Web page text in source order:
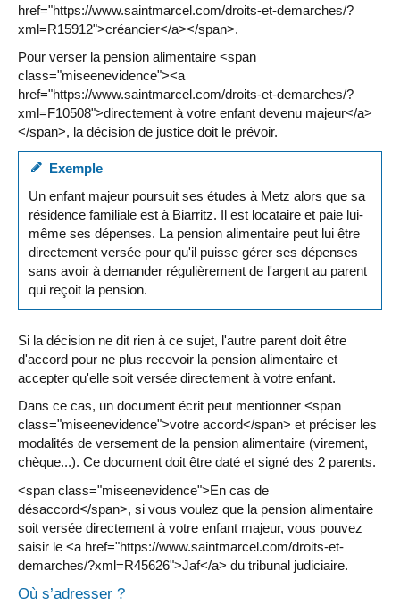
href="https://www.saintmarcel.com/droits-et-demarches/?
xml=R15912">créancier</a></span>.
Pour verser la pension alimentaire <span
class="miseenevidence"><a
href="https://www.saintmarcel.com/droits-et-demarches/?
xml=F10508">directement à votre enfant devenu majeur</a>
</span>, la décision de justice doit le prévoir.
Exemple
Un enfant majeur poursuit ses études à Metz alors que sa
résidence familiale est à Biarritz. Il est locataire et paie lui-
même ses dépenses. La pension alimentaire peut lui être
directement versée pour qu'il puisse gérer ses dépenses
sans avoir à demander régulièrement de l'argent au parent
qui reçoit la pension.
Si la décision ne dit rien à ce sujet, l'autre parent doit être
d'accord pour ne plus recevoir la pension alimentaire et
accepter qu'elle soit versée directement à votre enfant.
Dans ce cas, un document écrit peut mentionner <span
class="miseenevidence">votre accord</span> et préciser les
modalités de versement de la pension alimentaire (virement,
chèque...). Ce document doit être daté et signé des 2 parents.
<span class="miseenevidence">En cas de
désaccord</span>, si vous voulez que la pension alimentaire
soit versée directement à votre enfant majeur, vous pouvez
saisir le <a href="https://www.saintmarcel.com/droits-et-
demarches/?xml=R45626">Jaf</a> du tribunal judiciaire.
Où s’adresser ?